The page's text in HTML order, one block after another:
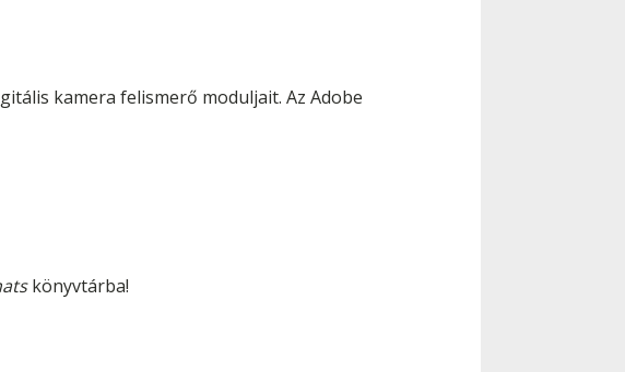
kamera felismerő moduljait. Az Adobe
könyvtárba!